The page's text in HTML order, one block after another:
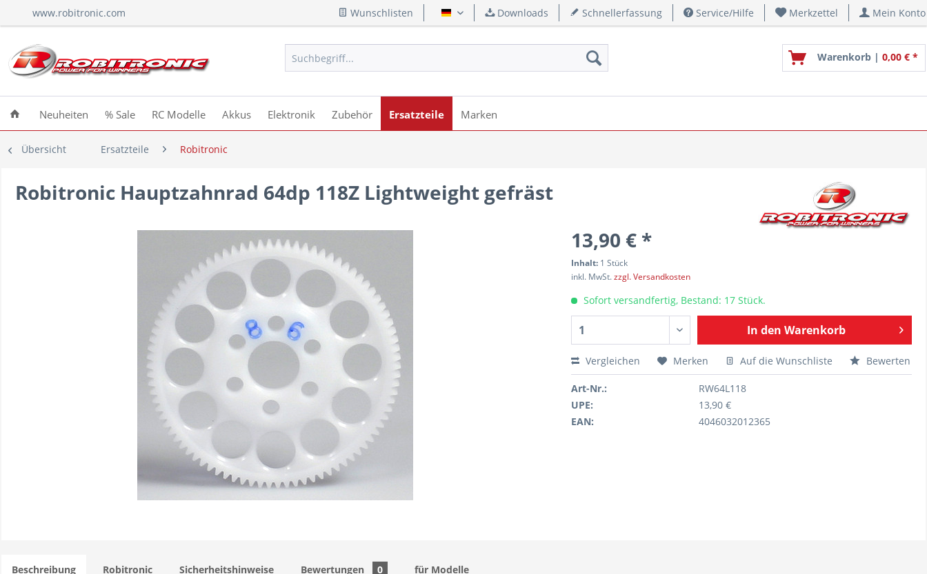
www.robitronic.com Wunschlisten Deutsch Downloads Schnellerfassung Service/Hilfe Merkzettel Mein Konto
Warenkorb | 0,00 € *
Neuheiten % Sale RC Modelle Akkus Elektronik Zubehör Ersatzteile Marken
Übersicht Ersatzteile Robitronic
Robitronic Hauptzahnrad 64dp 118Z Lightweight gefräst
13,90 € *
Inhalt: 1 Stück
inkl. MwSt.zzgl. Versandkosten
Sofort versandfertig, Bestand: 17 Stück.
In den Warenkorb
Vergleichen Merken Auf die Wunschliste Bewerten
Art-Nr.:
RW64L118
UPE:
13,90 €
EAN:
4046032012365
Beschreibung Robitronic Sicherheitshinweise Bewertungen 0 für Modelle